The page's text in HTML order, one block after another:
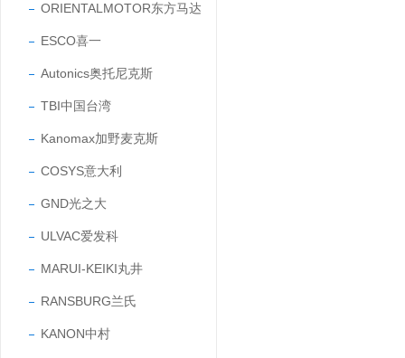
ORIENTALMOTOR东方马达
ESCO喜一
Autonics奥托尼克斯
TBI中国台湾
Kanomax加野麦克斯
COSYS意大利
GND光之大
ULVAC爱发科
MARUI-KEIKI丸井
RANSBURG兰氏
KANON中村